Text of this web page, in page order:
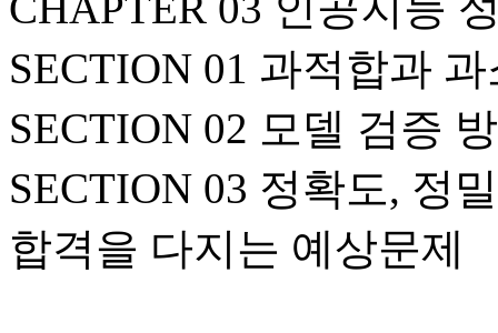
SECTION 01 과적합과
SECTION 02 모델 검증
SECTION 03 정확도, 정
합격을 다지는 예상문제